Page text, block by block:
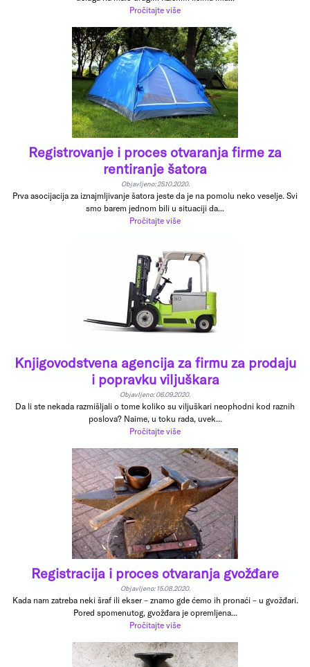
Pročitajte više
Registrovanje i proces otvaranja firme za
rentiranje šatora
Objavljeno: 25.10.2020.
Prva asocijacija za iznajmljivanje šatora jeste da je na pomolu neko veselje. Svi
smo barem jednom bili u situaciji da...
Pročitajte više
Knjigovodstvena agencija za firmu za prodaju
i popravku viljuškara
Objavljeno: 06.09.2020.
Da li ste nekada razmišljali o tome koliko su viljuškari neophodni kod raznih
poslova? Naime, u toku rada, uvek...
Pročitajte više
Registracija i proces otvaranja gvožđare
Objavljeno: 15.08.2020.
Kada nam zatreba neki šraf ili ekser – znamo gde ćemo ih pronaći – u gvožđari.
Pored spomenutog, gvožđara je opremljena...
Pročitajte više